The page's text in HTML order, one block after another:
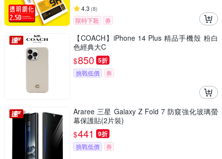
4.3 (8)
限時下殺 券
【COACH】iPhone 14 Plus 精品手機殼 粉白
色經典大C
$850 5折
挑戰低價 券
Araree 三星 Galaxy Z Fold 7 防窺強化玻璃螢
幕保護貼(2片裝)
$441 9折
挑戰低價 券